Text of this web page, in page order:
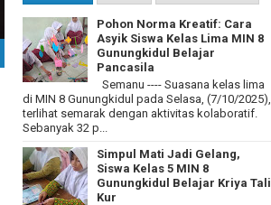
Pohon Norma Kreatif: Cara
Asyik Siswa Kelas Lima MIN 8
Gunungkidul Belajar
Pancasila
Semanu ---- Suasana kelas lima
di MIN 8 Gunungkidul pada Selasa, (7/10/2025),
terlihat semarak dengan aktivitas kolaboratif.
Sebanyak 32 p...
Simpul Mati Jadi Gelang,
Siswa Kelas 5 MIN 8
Gunungkidul Belajar Kriya Tali
Kur